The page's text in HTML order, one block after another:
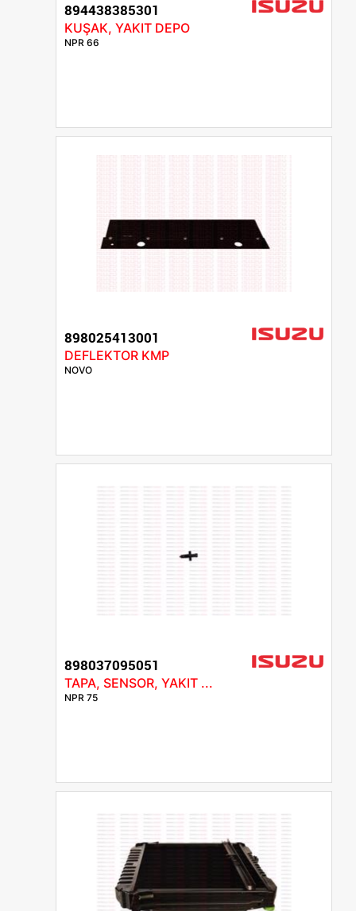
894438385301
KUŞAK, YAKIT DEPO
NPR 66
898025413001
DEFLEKTOR KMP
NOVO
898037095051
TAPA, SENSOR, YAKIT ...
NPR 75